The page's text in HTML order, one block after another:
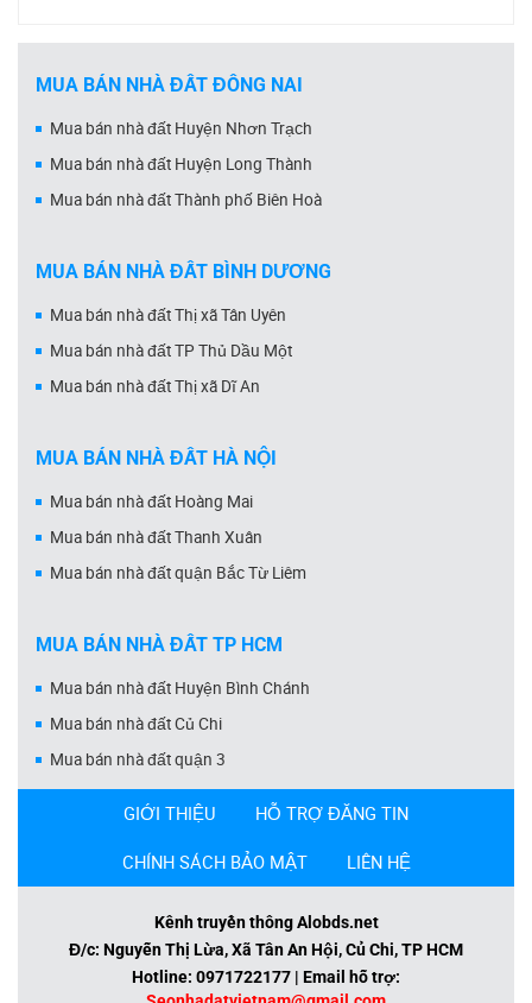
MUA BÁN NHÀ ĐẤT ĐỒNG NAI
Mua bán nhà đất Huyện Nhơn Trạch
Mua bán nhà đất Huyện Long Thành
Mua bán nhà đất Thành phố Biên Hoà
MUA BÁN NHÀ ĐẤT BÌNH DƯƠNG
Mua bán nhà đất Thị xã Tân Uyên
Mua bán nhà đất TP Thủ Dầu Một
Mua bán nhà đất Thị xã Dĩ An
MUA BÁN NHÀ ĐẤT HÀ NỘI
Mua bán nhà đất Hoàng Mai
Mua bán nhà đất Thanh Xuân
Mua bán nhà đất quận Bắc Từ Liêm
MUA BÁN NHÀ ĐẤT TP HCM
Mua bán nhà đất Huyện Bình Chánh
Mua bán nhà đất Củ Chi
Mua bán nhà đất quận 3
GIỚI THIỆU HỖ TRỢ ĐĂNG TIN
CHÍNH SÁCH BẢO MẬT LIÊN HỆ
Kênh truyền thông Alobds.net
Đ/c: Nguyễn Thị Lừa, Xã Tân An Hội, Củ Chi, TP HCM
Hotline: 0971722177 | Email hỗ trợ: